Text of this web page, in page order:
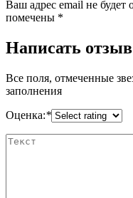
Ваш адрес email не будет
помечены *
Написать отзыв
Все поля, отмеченные
заполнения
Оценка:*